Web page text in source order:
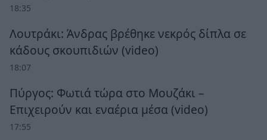
18:35
Λουτράκι: Άνδρας βρέθηκε νεκρός δίπλα σε
κάδους σκουπιδιών (video)
18:07
Πύργος: Φωτιά τώρα στο Μουζάκι –
Επιχειρούν και εναέρια μέσα (video)
17:55